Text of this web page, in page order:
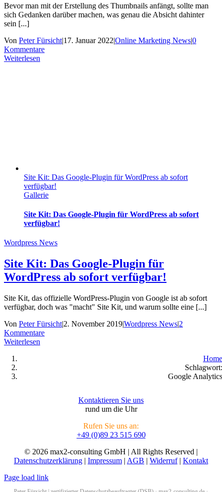
Bevor man mit der Erstellung des Thumbnails anfängt, sollte man
sich Gedanken darüber machen, was genau die Absicht dahinter
sein [...]
Von Peter Fürsicht|17. Januar 2022|Online Marketing News|0
Kommentare
Weiterlesen
Site Kit: Das Google-Plugin für WordPress ab sofort
verfügbar!
Gallerie
Site Kit: Das Google-Plugin für WordPress ab sofort
verfügbar!
Wordpress News
Site Kit: Das Google-Plugin für
WordPress ab sofort verfügbar!
Site Kit, das offizielle WordPress-Plugin von Google ist ab sofort
verfügbar, doch was "macht" Site Kit, und warum sollte eine [...]
Von Peter Fürsicht|2. November 2019|Wordpress News|2
Kommentare
Weiterlesen
Home
Schlagwort:
Google Analytics
Kontaktieren Sie uns
rund um die Uhr
Rufen Sie uns an:
+49 (0)89 23 515 690
© 2026 max2-consulting GmbH | All Rights Reserved |
Datenschutzerklärung | Impressum | AGB | Widerruf| Kontakt
Page load link